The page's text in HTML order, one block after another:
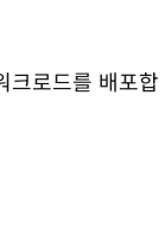
크로드를 배포합